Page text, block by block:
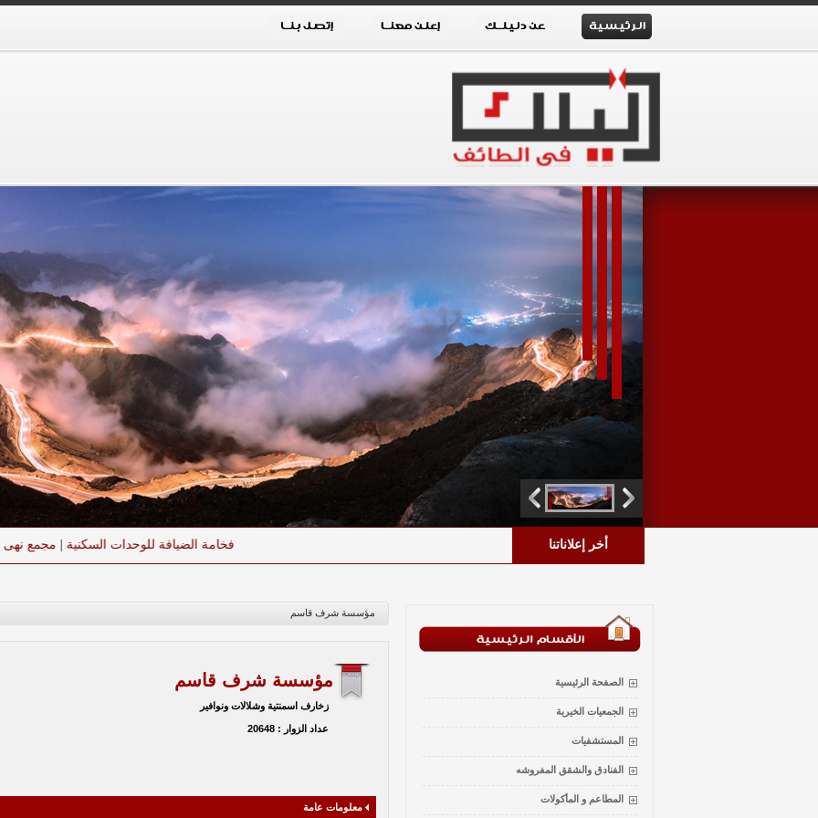
أخر إعلاناتنا فخامة الضيافة للوحدات السكنية|مجمع نهى للعناية
الصفحة الرئيسية
الجمعيات الخيرية
المستشفيات
الفنادق والشقق المفروشه
المطاعم و المأكولات
مؤسسة شرف قاسم
مؤسسة شرف قاسم
زخارف اسمنتية وشلالات ونوافير
عداد الزوار : 20648
معلومات عامة